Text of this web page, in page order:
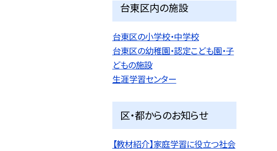
台東区内の施設
台東区の小学校・中学校
台東区の幼稚園・認定こども園・子
どもの施設
生涯学習センター
区・都からのお知らせ
【教材紹介】家庭学習に役立つ社会